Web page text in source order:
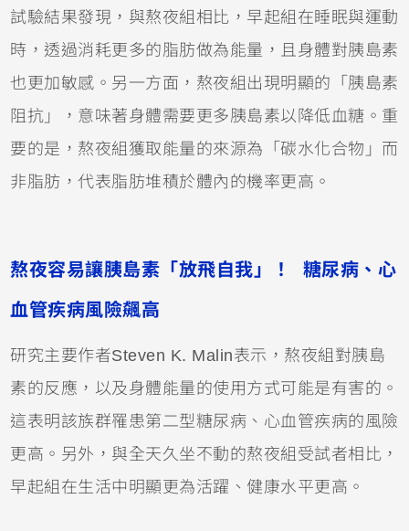
試驗結果發現，與熬夜組相比，早起組在睡眠與運動
時，透過消耗更多的脂肪做為能量，且身體對胰島素
也更加敏感。另一方面，熬夜組出現明顯的「胰島素
阻抗」，意味著身體需要更多胰島素以降低血糖。重
要的是，熬夜組獲取能量的來源為「碳水化合物」而
非脂肪，代表脂肪堆積於體內的機率更高。
熬夜容易讓胰島素「放飛自我」！ 糖尿病、心
血管疾病風險飆高
研究主要作者Steven K. Malin表示，熬夜組對胰島
素的反應，以及身體能量的使用方式可能是有害的。
這表明該族群罹患第二型糖尿病、心血管疾病的風險
更高。另外，與全天久坐不動的熬夜組受試者相比，
早起組在生活中明顯更為活躍、健康水平更高。